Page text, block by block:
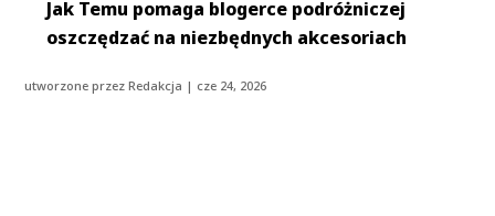
Jak Temu pomaga blogerce podróżniczej
oszczędzać na niezbędnych akcesoriach
utworzone przezRedakcja | cze 24, 2026